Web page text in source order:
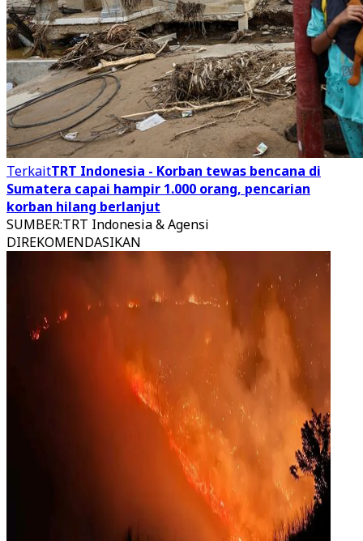
TerkaitTRT Indonesia - Korban tewas bencana di
Sumatera capai hampir 1.000 orang, pencarian
korban hilang berlanjut
SUMBER:TRT Indonesia & Agensi
DIREKOMENDASIKAN